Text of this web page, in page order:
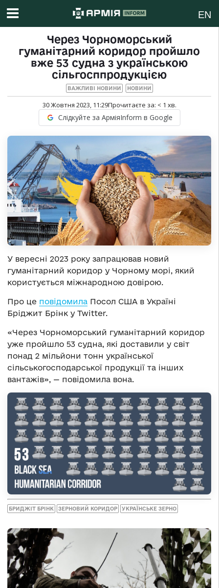
EN
Через Чорноморський
гуманітарний коридор пройшло
вже 53 судна з українською
сільгосппродукцією
ВАЖЛИВІ НОВИНИ НОВИНИ
30 Жовтня 2023, 11:29Прочитаєте за: < 1 хв.
Слідкуйте за АрміяInform в Google
У вересні 2023 року запрацював новий
гуманітарний коридор у Чорному морі, який
користується міжнародною довірою.
Про це повідомила Посол США в Україні
Бріджит Брінк у Twitter.
«Через Чорноморський гуманітарний коридор
уже пройшло 53 судна, які доставили у світ
понад 2 мільйони тонн української
сільськогосподарської продукції та інших
вантажів», — повідомила вона.
БРИДЖІТ БРІНК ЗЕРНОВИЙ КОРИДОР УКРАЇНСЬКЕ ЗЕРНО